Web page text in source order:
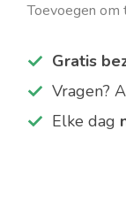
Toevoegen om
Gratis
Vragen?
Elke dag